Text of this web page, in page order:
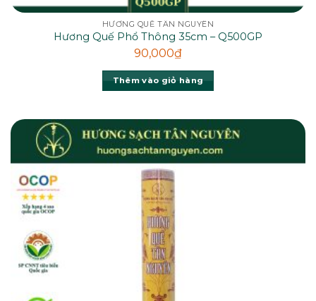
HƯƠNG QUẾ TÂN NGUYÊN
Hương Quế Phổ Thông 35cm – Q500GP
90,000₫
Thêm vào giỏ hàng